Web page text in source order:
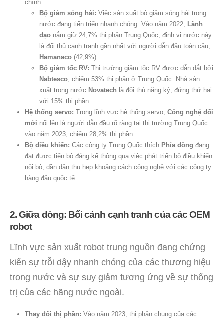
chính.
Bộ giảm sóng hài: Việc sản xuất bộ giảm sóng hài trong
nước đang tiến triển nhanh chóng. Vào năm 2022,
Lãnh
đạo nắm giữ 24,7% thị phần Trung Quốc, định vị nước này
là đối thủ cạnh tranh gần nhất với người dẫn đầu toàn cầu,
Hamanaco (42,9%).
Bộ giảm tốc RV: Thị trường giảm tốc RV được dẫn dắt bởi
Nabtesco , chiếm 53% thị phần ở Trung Quốc. Nhà sản
xuất trong nước Novatech là đối thủ nặng ký, đứng thứ hai
với 15% thị phần.
Hệ thống servo: Trong lĩnh vực hệ thống servo, Công nghệ đổi
mới nổi lên là người dẫn đầu rõ ràng tại thị trường Trung Quốc
vào năm 2023, chiếm 28,2% thị phần.
Bộ điều khiển: Các công ty Trung Quốc thích Phía đông đang
đạt được tiến bộ đáng kể thông qua việc phát triển bộ điều khiển
nội bộ, dần dần thu hẹp khoảng cách công nghệ với các công ty
hàng đầu quốc tế.
2. Giữa dòng: Bối cảnh cạnh tranh của các OEM
robot
Lĩnh vực sản xuất robot trung nguồn đang chứng
kiến ​​sự trỗi dậy nhanh chóng của các thương hiệu
trong nước và sự suy giảm tương ứng về sự thống
trị của các hãng nước ngoài.
Thay đổi thị phần: Vào năm 2023, thị phần chung của các